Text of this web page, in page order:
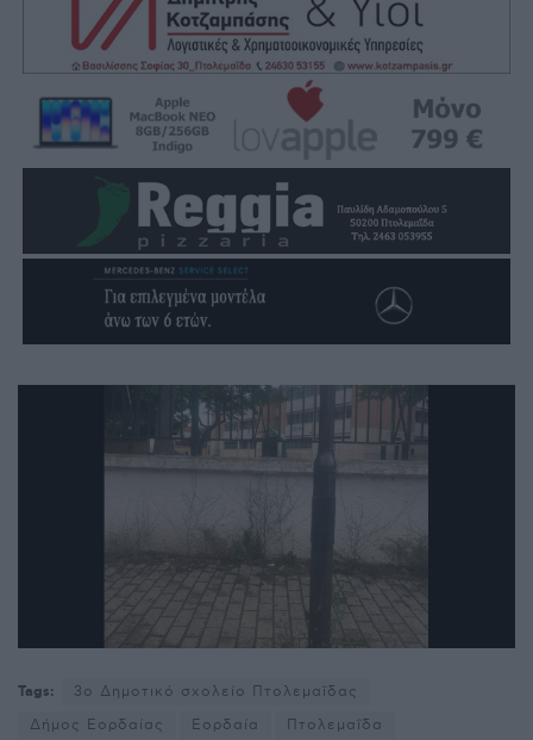
Tags:
3ο Δημοτικό σχολείο Πτολεμαΐδας
Δήμος Εορδαίας
Εορδαία Πτολεμαΐδα